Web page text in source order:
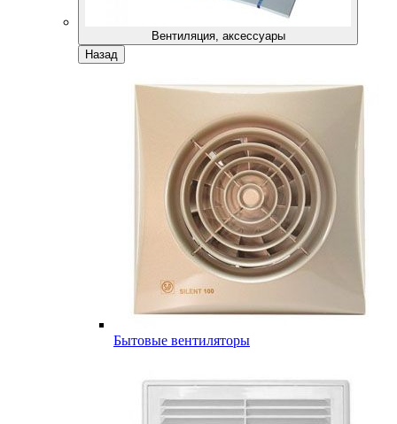
Вентиляция, аксессуары
Назад
Бытовые вентиляторы